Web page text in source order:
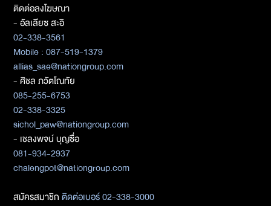
ติดต่อลงโฆษณา
- อัลเลียซ สะอิ
02-338-3561
Mobile : 087-519-1379
allias_sae@nationgroup.com
- ศิชล ภวัตโณทัย
085-255-6753
02-338-3325
sichol_paw@nationgroup.com
- เชลงพจน์ บุญซื่อ
081-934-2937
chalengpot@nationgroup.com
สมัครสมาชิกติดต่อเบอร์ 02-338-3000